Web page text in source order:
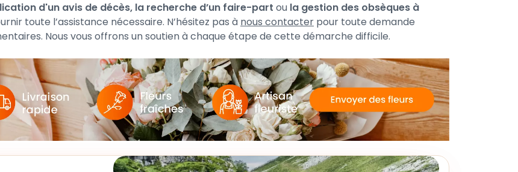
d'un avis de décès, la recherche d’un faire-part ou la gestion des obsèques à
toute l’assistance nécessaire. N’hésitez pas à nous contacter pour toute demande
Nous vous offrons un soutien à chaque étape de cette démarche difficile.